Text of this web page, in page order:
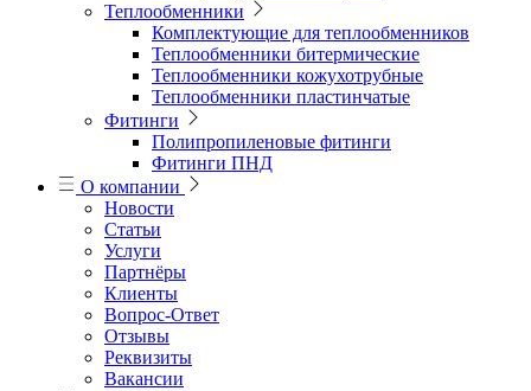
Теплообменники
Комплектующие для теплообменников
Теплообменники битермические
Теплообменники кожухотрубные
Теплообменники пластинчатые
Фитинги
Полипропиленовые фитинги
Фитинги ПНД
О компании
Новости
Статьи
Услуги
Партнёры
Клиенты
Вопрос-Ответ
Отзывы
Реквизиты
Вакансии